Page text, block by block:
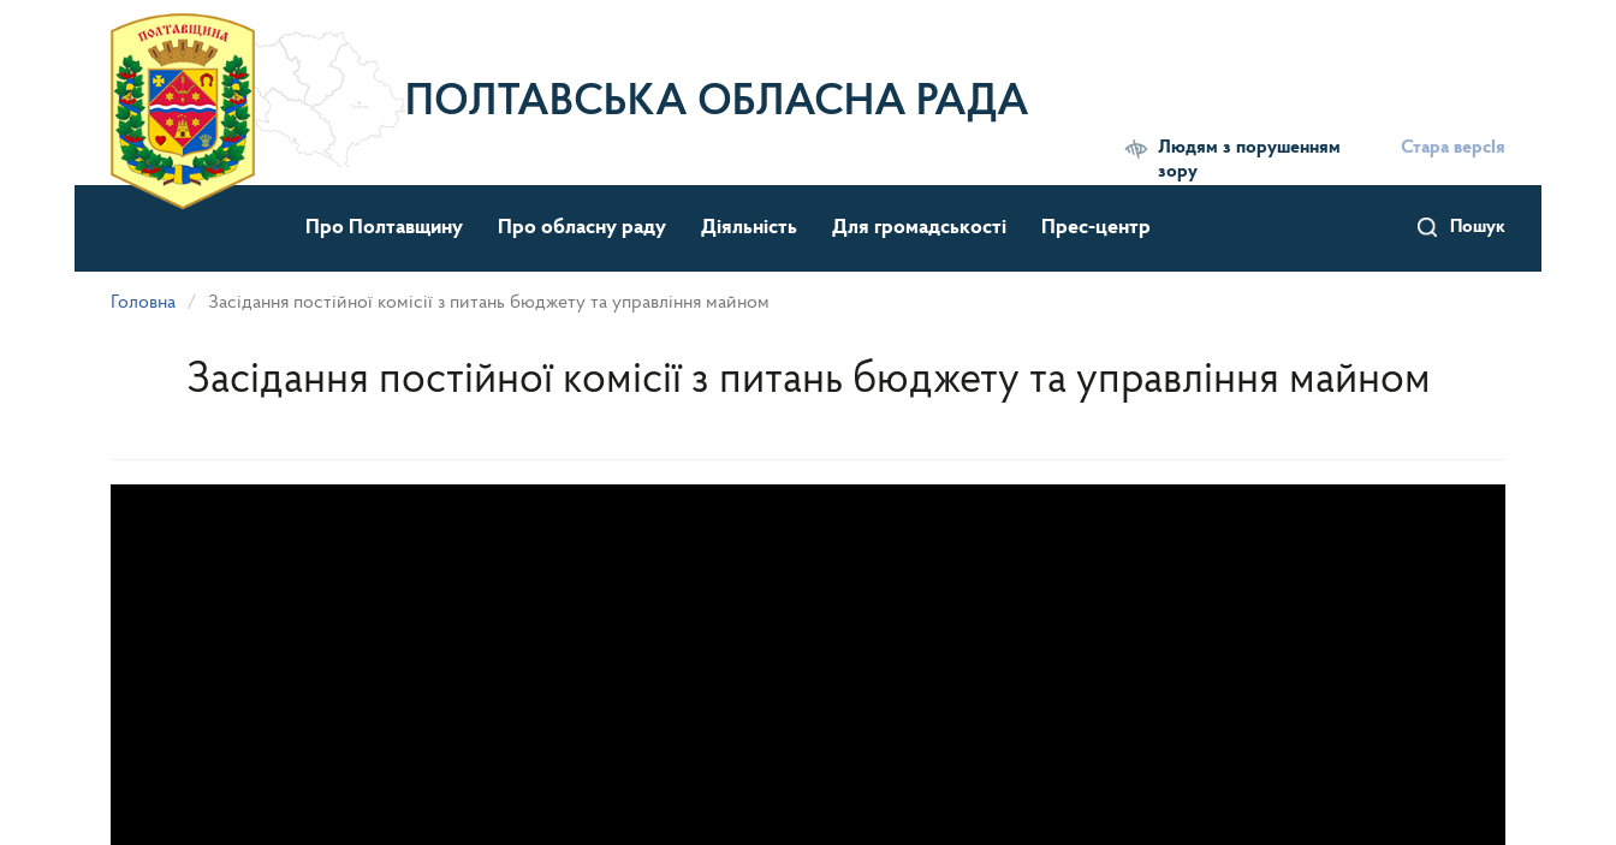
матеріалу
ПОЛТАВСЬКА ОБЛАСНА РАДА
Людям з порушенням
зору
Стара версІя
Пошук
Про Полтавщину Про обласну раду Діяльність Для громадськості Прес-центр
Головна Засідання постійної комісії з питань бюджету та управління майном
Засідання постійної комісії з питань бюджету та управління майном